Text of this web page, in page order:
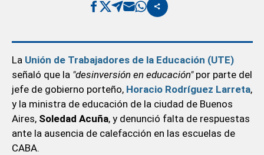
La Unión de Trabajadores de la Educación (UTE)
señaló que la "desinversión en educación"por parte del
jefe de gobierno porteño, Horacio Rodríguez Larreta,
y la ministra de educación de la ciudad de Buenos
Aires, Soledad Acuña, y denunció falta de respuestas
ante la ausencia de calefacción en las escuelas de
CABA.